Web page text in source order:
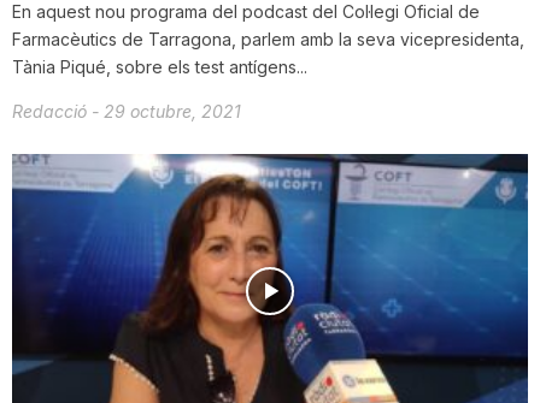
a
t
d
En aquest nou programa del podcast del Col·legi Oficial de
Farmacèutics de Tarragona, parlem amb la seva vicepresidenta,
Tània Piqué, sobre els test antígens...
Redacció - 29 octubre, 2021